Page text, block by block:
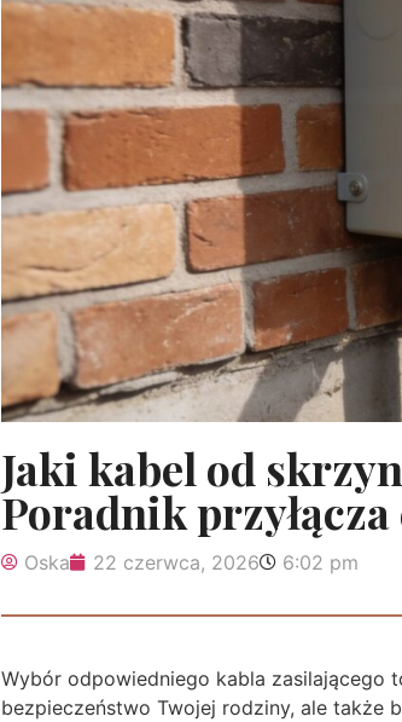
Jaki kabel od
Poradnik
Oska 22 czerwca, 2026 6:02 pm
Wybór odpowiedniego kabla zasilającego
bezpieczeństwo Twojej rodziny, ale także